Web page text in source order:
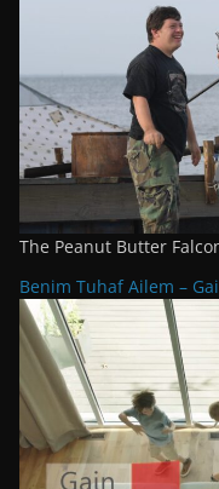
The Peanut Butter
Benim Tuhaf Ailem –